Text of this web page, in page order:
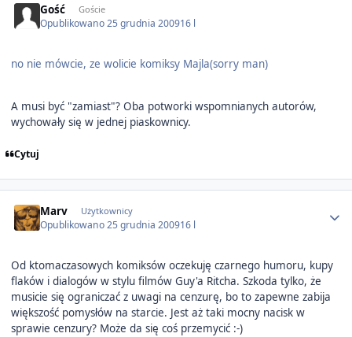
Gość Goście
Opublikowano25 grudnia 200916 l
no nie mówcie, ze wolicie komiksy Majla(sorry man)
A musi być "zamiast"? Oba potworki wspomnianych autorów,
wychowały się w jednej piaskownicy.
Cytuj
Marv Użytkownicy
Opublikowano25 grudnia 200916 l
Od ktomaczasowych komiksów oczekuję czarnego humoru, kupy
flaków i dialogów w stylu filmów Guy'a Ritcha. Szkoda tylko, że
musicie się ograniczać z uwagi na cenzurę, bo to zapewne zabija
większość pomysłów na starcie. Jest aż taki mocny nacisk w
sprawie cenzury? Może da się coś przemycić :-)